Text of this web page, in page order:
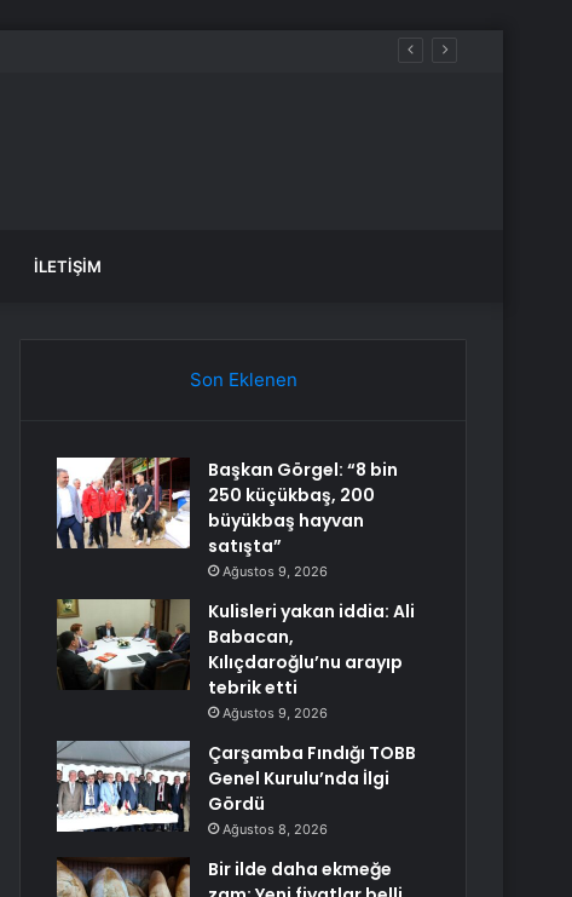
İLETIŞIM
Son Eklenen
Başkan Görgel: “8 bin
250 küçükbaş, 200
büyükbaş hayvan
satışta”
Ağustos 9, 2026
Kulisleri yakan iddia: Ali
Babacan,
Kılıçdaroğlu’nu arayıp
tebrik etti
Ağustos 9, 2026
Çarşamba Fındığı TOBB
Genel Kurulu’nda İlgi
Gördü
Ağustos 8, 2026
Bir ilde daha ekmeğe